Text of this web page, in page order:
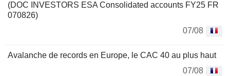
(DOC INVESTORS ESA Consolidated accounts FY25 FR
070826)
07/08
Avalanche de records en Europe, le CAC 40 au plus haut
07/08